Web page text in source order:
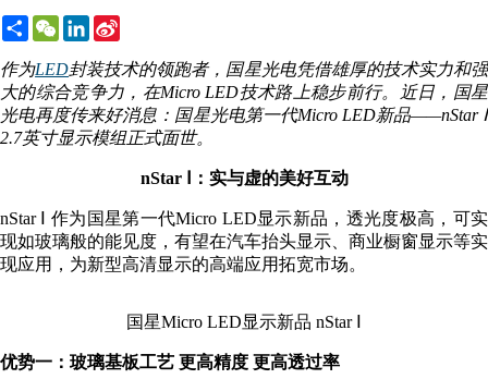
ShareWeChatLinkedIn
作为LED封装技术的领跑者，国星光电凭借雄厚的技术实力和强
大的综合竞争力，在Micro LED技术路上稳步前行。近日，国星
光电再度传来好消息：国星光电第一代Micro LED新品——nStar Ⅰ
2.7英寸显示模组正式面世。
nStar Ⅰ：实与虚的美好互动
nStar Ⅰ 作为国星第一代Micro LED显示新品，透光度极高，可实
现如玻璃般的能见度，有望在汽车抬头显示、商业橱窗显示等实
现应用，为新型高清显示的高端应用拓宽市场。
国星Micro LED显示新品 nStar Ⅰ
优势一：玻璃基板工艺 更高精度 更高透过率